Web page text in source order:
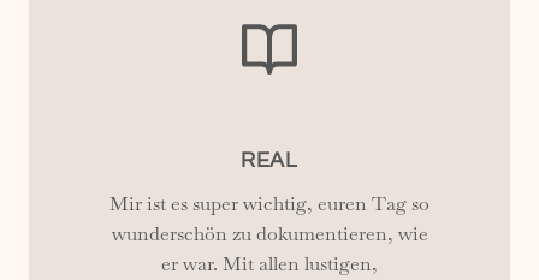
REAL
Mir ist es super wichtig, euren Tag so
wunderschön zu dokumentieren, wie
er war. Mit allen lustigen,